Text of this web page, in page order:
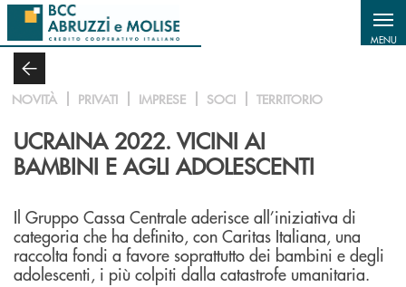
Salta al contenuto principale
MENU
NOVITÀ PRIVATI IMPRESE SOCI TERRITORIO
UCRAINA 2022. VICINI AI
BAMBINI E AGLI ADOLESCENTI
Il Gruppo Cassa Centrale aderisce all’iniziativa di
categoria che ha definito, con Caritas Italiana, una
raccolta fondi a favore soprattutto dei bambini e degli
adolescenti, i più colpiti dalla catastrofe umanitaria.